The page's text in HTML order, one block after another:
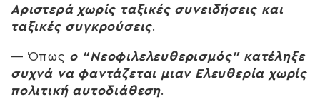
Αριστερά χωρίς ταξικές συνειδήσεις και
ταξικές συγκρούσεις.
— Όπως ο “Νεοφιλελευθερισμός” κατέληξε
συχνά να φαντάζεται μιαν Ελευθερία χωρίς
πολιτική αυτοδιάθεση.